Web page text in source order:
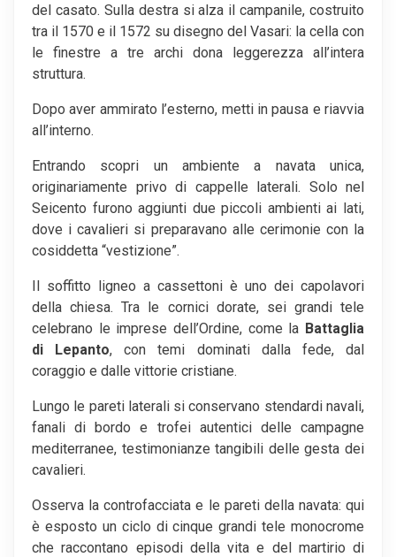
del casato. Sulla destra si alza il campanile, costruito
tra il 1570 e il 1572 su disegno del Vasari: la cella con
le finestre a tre archi dona leggerezza all’intera
struttura.
Dopo aver ammirato l’esterno, metti in pausa e riavvia
all’interno.
Entrando scopri un ambiente a navata unica,
originariamente privo di cappelle laterali. Solo nel
Seicento furono aggiunti due piccoli ambienti ai lati,
dove i cavalieri si preparavano alle cerimonie con la
cosiddetta “vestizione”.
Il soffitto ligneo a cassettoni è uno dei capolavori
della chiesa. Tra le cornici dorate, sei grandi tele
celebrano le imprese dell’Ordine, come la Battaglia
di Lepanto, con temi dominati dalla fede, dal
coraggio e dalle vittorie cristiane.
Lungo le pareti laterali si conservano stendardi navali,
fanali di bordo e trofei autentici delle campagne
mediterranee, testimonianze tangibili delle gesta dei
cavalieri.
Osserva la controfacciata e le pareti della navata: qui
è esposto un ciclo di cinque grandi tele monocrome
che raccontano episodi della vita e del martirio di